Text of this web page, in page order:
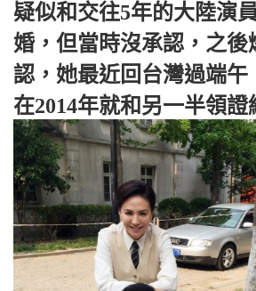
疑似和交往5年的大陸演
婚，但當時沒承認，之後
認，她最近回台灣過端午
在2014年就和另一半領證